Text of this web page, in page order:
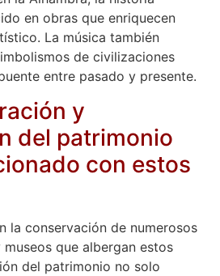
en obras que enriquecen
La música también
de civilizaciones
entre pasado y presente.
y
del patrimonio
con estos
la conservación de numerosos
que albergan estos
del patrimonio no solo